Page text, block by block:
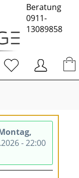
Beratung
0911-
13089858
- 22:00